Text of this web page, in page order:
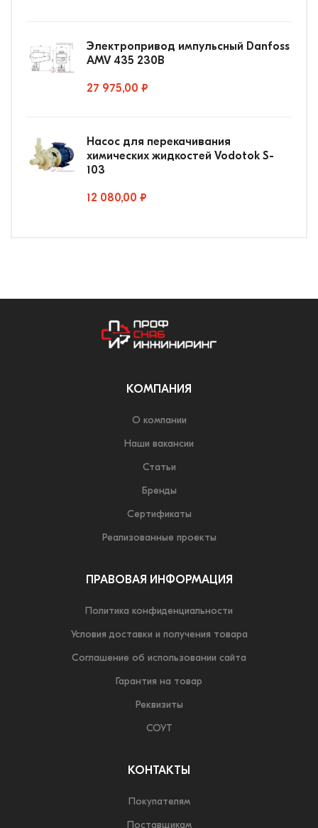
Электропривод импульсный Danfoss
AMV 435 230В
27 975,00 ₽
Насос для перекачивания
химических жидкостей Vodotok S-
103
12 080,00 ₽
КОМПАНИЯ
О компании
Наши вакансии
Статьи
Бренды
Сертификаты
Реализованные проекты
ПРАВОВАЯ ИНФОРМАЦИЯ
Политика конфиденциальности
Условия доставки и получения товара
Соглашение об использовании сайта
Гарантия на товар
Реквизиты
СОУТ
КОНТАКТЫ
Покупателям
Поставщикам